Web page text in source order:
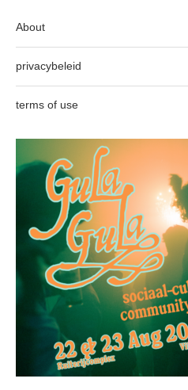
About
privacybeleid
terms of use